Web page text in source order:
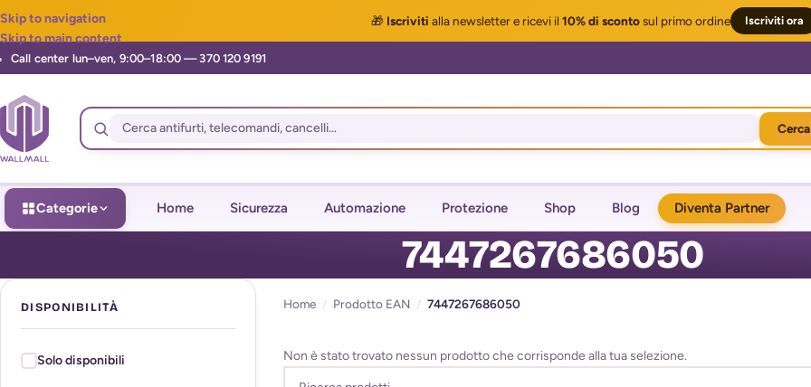
🎁 Iscriviti alla newslettere ricevi il 10% di scontosul primo ordine Iscriviti ora
Skip to navigation
Skip to main content
Cerca
Categorie Home Sicurezza Automazione Protezione Shop Blog Diventa Partner
7447267686050
DISPONIBILITÀ
Solo disponibili
Home / Prodotto EAN / 7447267686050
Non è stato trovato nessun prodotto che corrisponde alla tua selezione.